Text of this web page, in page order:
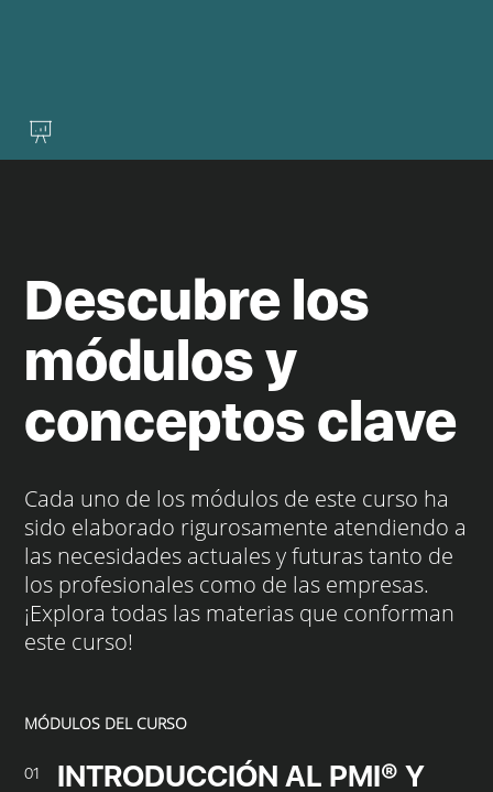
Descubre los
módulos y
conceptos clave
Cada uno de los módulos de este curso ha
sido elaborado rigurosamente atendiendo a
las necesidades actuales y futuras tanto de
los profesionales como de las empresas.
¡Explora todas las materias que conforman
este curso!
MÓDULOS DEL CURSO
01 INTRODUCCIÓN AL PMI® Y